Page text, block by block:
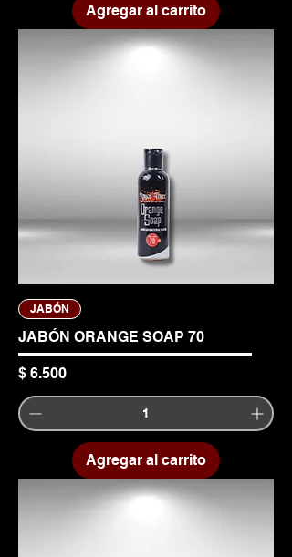
Agregar al carrito
JABÓN
JABÓN ORANGE SOAP 70
Precio
$ 6.500
Agregar al carrito